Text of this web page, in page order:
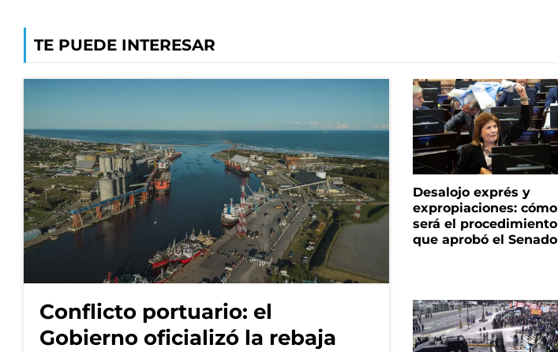
TE PUEDE INTERESAR
Conflicto portuario: el
Gobierno oficializó la rebaja
Desalojo exprés y
expropiaciones: cómo
será el procedimiento
que aprobó el Senado